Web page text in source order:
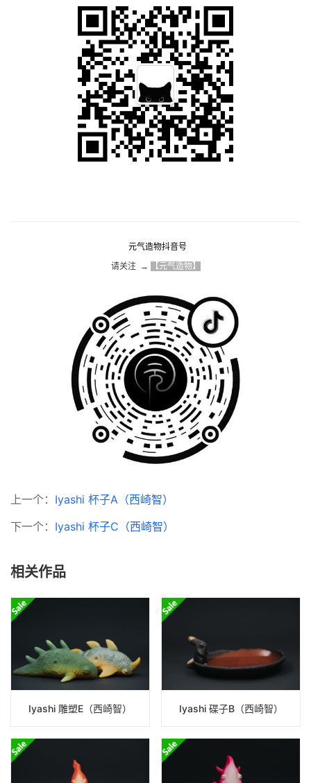
元气造物抖音号
请关注  → 【元气造物】
上一个： Iyashi 杯子A（西崎智）
下一个： Iyashi 杯子C（西崎智）
相关作品
Iyashi 雕塑E（西崎智） Iyashi 碟子B（西崎智）